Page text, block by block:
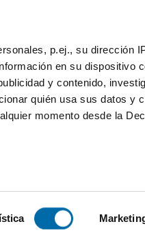
p.ej., su dirección
en su dispositivo
y contenido,
quién usa sus datos y
momento desde la
características
más habitaciones Más